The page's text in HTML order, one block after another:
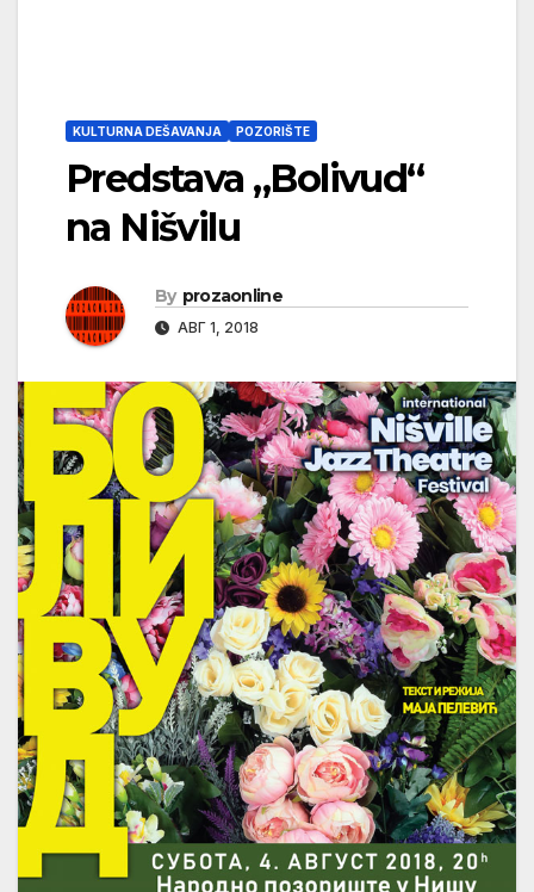
KULTURNA DEŠAVANJA POZORIŠTE
Predstava „Bolivud“
na Nišvilu
By prozaonline
АВГ 1, 2018